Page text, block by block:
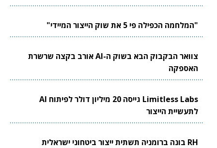
"המלחמה הכפילה פי 5 את שוק הייצור המיידי"
צוואר הבקבוק הבא בשוק ה-AI אורב בקצה שרשרת
האספקה
Limitless Labs גייסה 20 מיליון דולר לפיתוח AI
לתעשיית הייצור
RH בונה ברומניה תשתית ייצור ביטחוני ישראלית